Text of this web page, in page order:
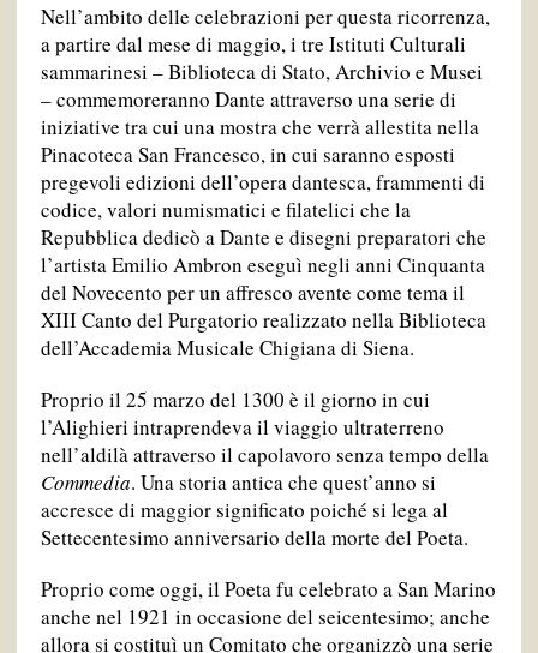
Nell’ambito delle celebrazioni per questa ricorrenza,
a partire dal mese di maggio, i tre Istituti Culturali
sammarinesi – Biblioteca di Stato, Archivio e Musei
– commemoreranno Dante attraverso una serie di
iniziative tra cui una mostra che verrà allestita nella
Pinacoteca San Francesco, in cui saranno esposti
pregevoli edizioni dell’opera dantesca, frammenti di
codice, valori numismatici e filatelici che la
Repubblica dedicò a Dante e disegni preparatori che
l’artista Emilio Ambron eseguì negli anni Cinquanta
del Novecento per un affresco avente come tema il
XIII Canto del Purgatorio realizzato nella Biblioteca
dell’Accademia Musicale Chigiana di Siena.
Proprio il 25 marzo del 1300 è il giorno in cui
l’Alighieri intraprendeva il viaggio ultraterreno
nell’aldilà attraverso il capolavoro senza tempo della
Commedia. Una storia antica che quest’anno si
accresce di maggior significato poiché si lega al
Settecentesimo anniversario della morte del Poeta.
Proprio come oggi, il Poeta fu celebrato a San Marino
anche nel 1921 in occasione del seicentesimo; anche
allora si costituì un Comitato che organizzò una serie